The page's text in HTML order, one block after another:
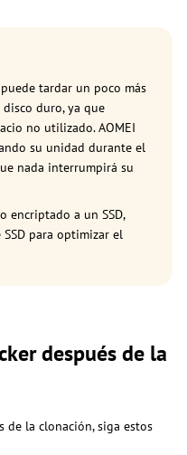
tardar un poco más
duro, ya que
no utilizado. AOMEI
su unidad durante el
nada interrumpirá su
encriptado a un SSD,
para optimizar el
después de la
de la clonación, siga estos